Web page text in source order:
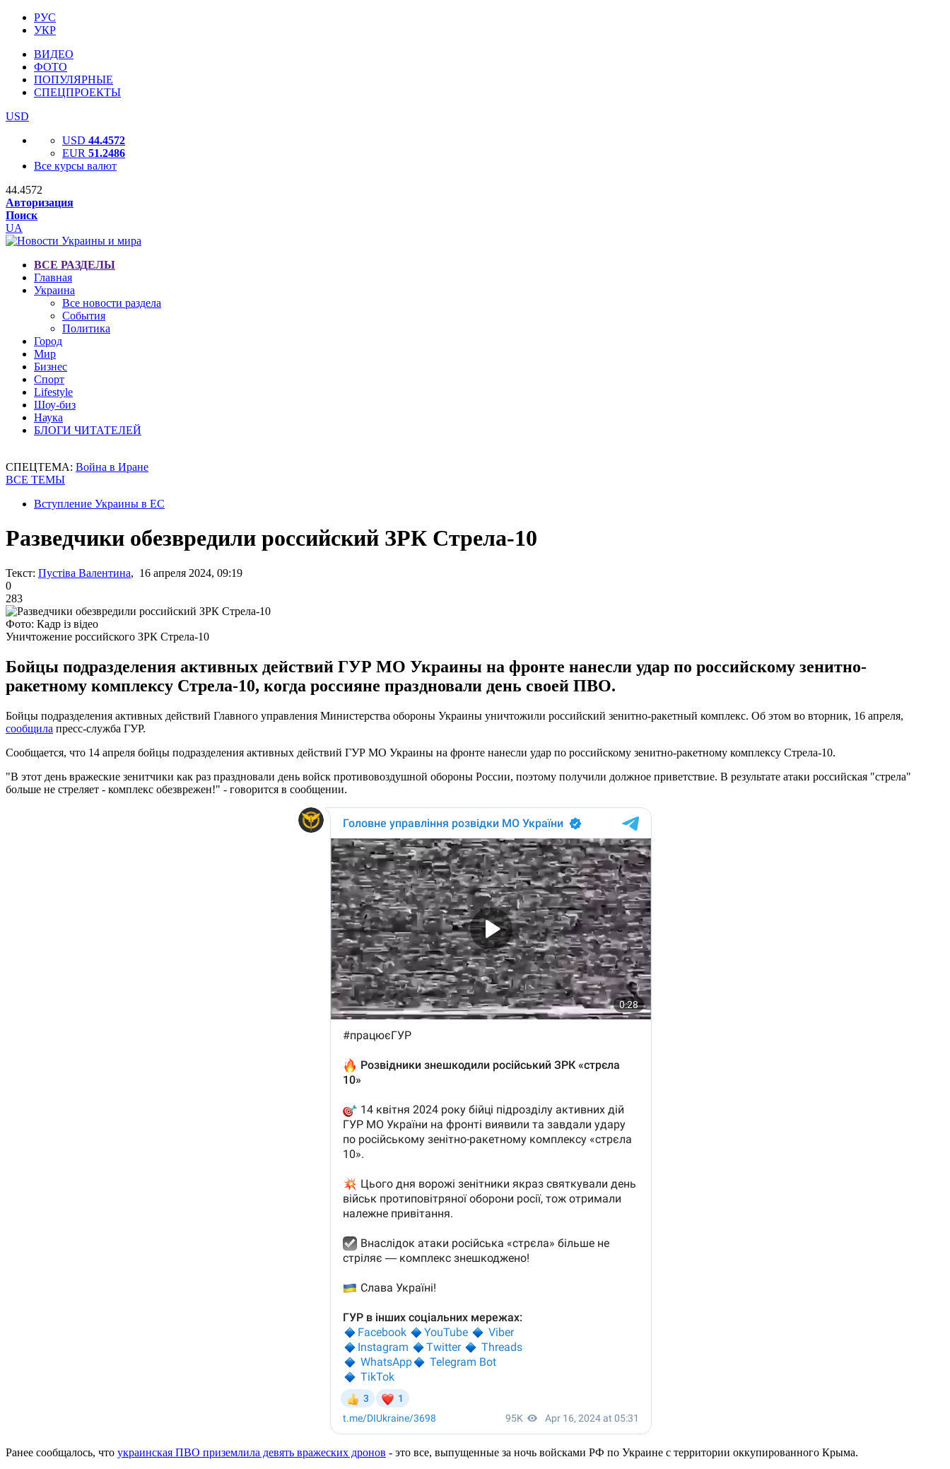
РУС
УКР
ВИДЕО
ФОТО
ПОПУЛЯРНЫЕ
СПЕЦПРОЕКТЫ
USD
USD 44.4572
EUR 51.2486
Все курсы валют
44.4572
Авторизация
Поиск
UA
ВСЕ РАЗДЕЛЫ
Главная
Украина
Все новости раздела
События
Политика
Город
Мир
Бизнес
Спорт
Lifestyle
Шоу-биз
Наука
БЛОГИ ЧИТАТЕЛЕЙ
СПЕЦТЕМА: Война в Иране
ВСЕ ТЕМЫ
Вступление Украины в ЕС
Разведчики обезвредили российский ЗРК Стрела-10
Текст: Пустіва Валентина, 16 апреля 2024, 09:19
0
283
Фото: Кадр із відео
Уничтожение российского ЗРК Стрела-10
Бойцы подразделения активных действий ГУР МО Украины на фронте нанесли удар по российскому зенитно-
ракетному комплексу Стрела-10, когда россияне праздновали день своей ПВО.
Бойцы подразделения активных действий Главного управления Министерства обороны Украины уничтожили российский зенитно-ракетный комплекс. Об этом во вторник, 16 апреля,
сообщила пресс-служба ГУР.
Сообщается, что 14 апреля бойцы подразделения активных действий ГУР МО Украины на фронте нанесли удар по российскому зенитно-ракетному комплексу Стрела-10.
"В этот день вражеские зенитчики как раз праздновали день войск противовоздушной обороны России, поэтому получили должное приветствие. В результате атаки российская "стрела"
больше не стреляет - комплекс обезврежен!" - говорится в сообщении.
Ранее сообщалось, что украинская ПВО приземлила девять вражеских дронов - это все, выпущенные за ночь войсками РФ по Украине с территории оккупированного Крыма.